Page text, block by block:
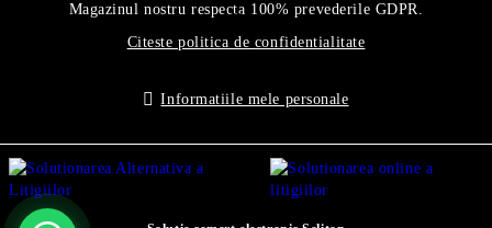
Magazinul nostru respecta 100% prevederile GDPR.
Citeste politica de confidentialitate
Informatiile mele personale